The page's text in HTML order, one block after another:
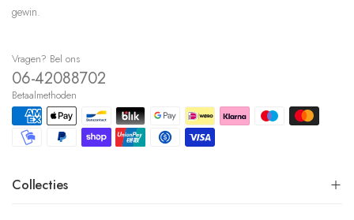
gewin.
Vragen? Bel ons
06-42088702
Betaalmethoden
Collecties